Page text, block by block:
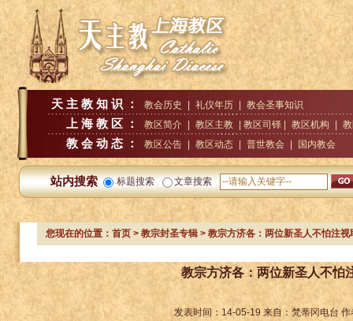
天主教知识： 教会历史 礼仪年历 教会圣事知识
上海教区： 教区简介 教区主教 | 教区司铎 | 教区机构
教会动态： 教区公告 教区动态 普世教会 国内教会
站内搜索 标题搜索 文章搜索
您现在的位置：首页 >教宗封圣专辑 > 教宗方济各：两位新圣人不怕注视
教宗方济各：两位新圣人不怕
发表时间： 14-05-19来自：梵蒂冈电台 作